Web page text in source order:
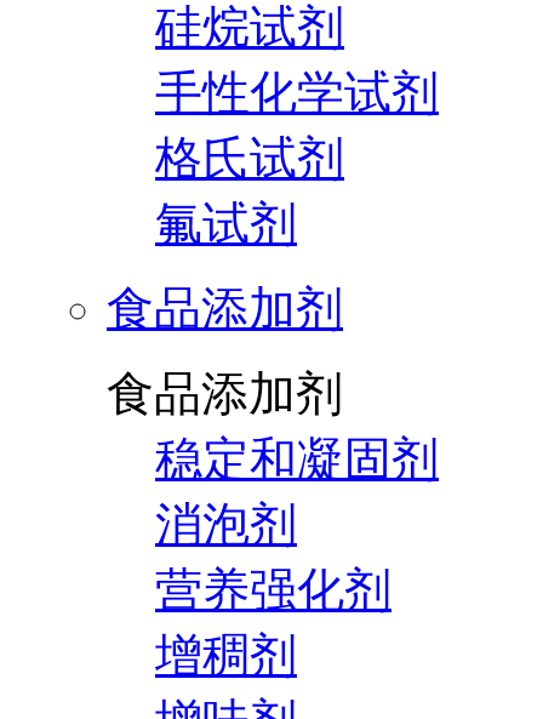
硅烷试剂
手性化学试剂
格氏试剂
氟试剂
食品添加剂
食品添加剂
稳定和凝固剂
消泡剂
营养强化剂
增稠剂